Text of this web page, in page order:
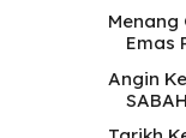
Menang
Emas
Angin
SABAH